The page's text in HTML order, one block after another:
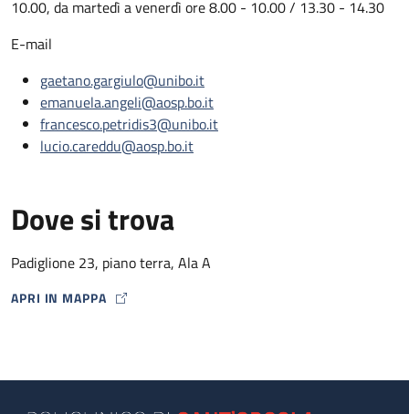
10.00, da martedì a venerdì ore 8.00 - 10.00 / 13.30 - 14.30
E-mail
gaetano.gargiulo@unibo.it
emanuela.angeli@aosp.bo.it
francesco.petridis3@unibo.it
lucio.careddu@aosp.bo.it
Dove si trova
Padiglione 23, piano terra, Ala A
APRI IN MAPPA
MAP ICON